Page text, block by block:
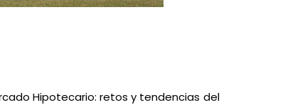
Hipotecario: retos y tendencias del